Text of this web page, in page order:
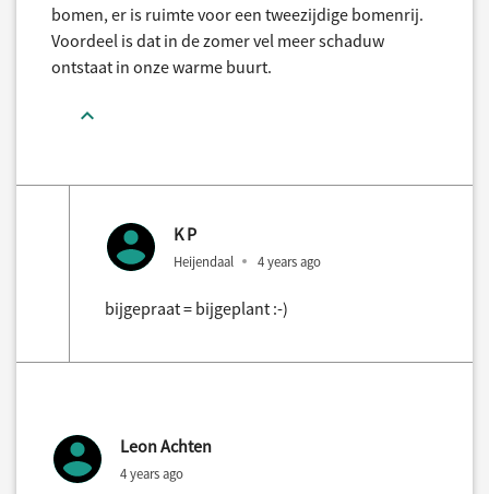
bomen, er is ruimte voor een tweezijdige bomenrij.
Voordeel is dat in de zomer vel meer schaduw
ontstaat in onze warme buurt.
K P
Heijendaal 4 years ago
bijgepraat = bijgeplant :-)
Leon Achten
4 years ago